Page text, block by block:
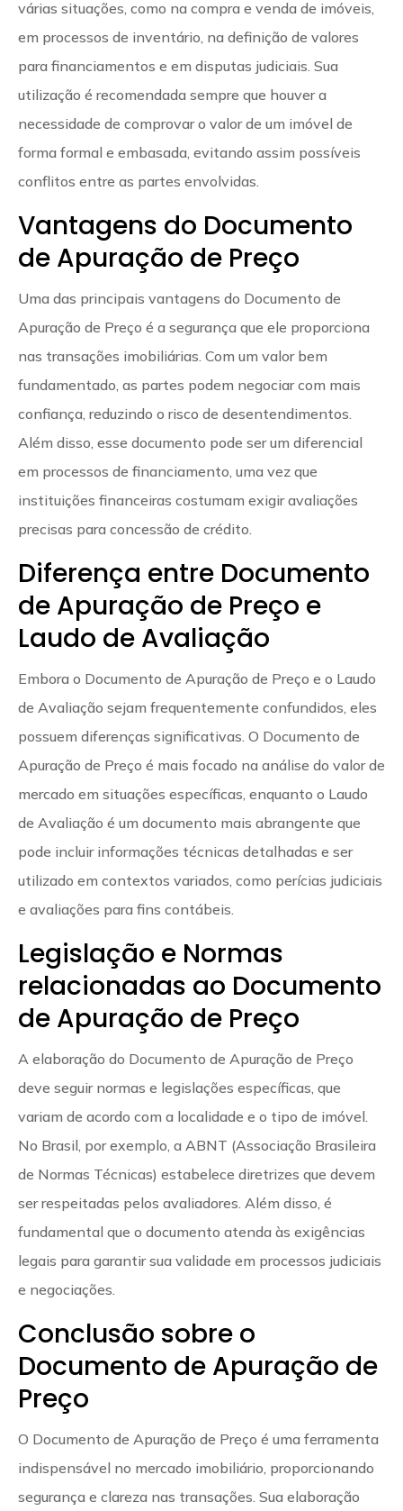
várias situações, como na compra e venda de imóveis,
em processos de inventário, na definição de valores
para financiamentos e em disputas judiciais. Sua
utilização é recomendada sempre que houver a
necessidade de comprovar o valor de um imóvel de
forma formal e embasada, evitando assim possíveis
conflitos entre as partes envolvidas.
Vantagens do Documento
de Apuração de Preço
Uma das principais vantagens do Documento de
Apuração de Preço é a segurança que ele proporciona
nas transações imobiliárias. Com um valor bem
fundamentado, as partes podem negociar com mais
confiança, reduzindo o risco de desentendimentos.
Além disso, esse documento pode ser um diferencial
em processos de financiamento, uma vez que
instituições financeiras costumam exigir avaliações
precisas para concessão de crédito.
Diferença entre Documento
de Apuração de Preço e
Laudo de Avaliação
Embora o Documento de Apuração de Preço e o Laudo
de Avaliação sejam frequentemente confundidos, eles
possuem diferenças significativas. O Documento de
Apuração de Preço é mais focado na análise do valor de
mercado em situações específicas, enquanto o Laudo
de Avaliação é um documento mais abrangente que
pode incluir informações técnicas detalhadas e ser
utilizado em contextos variados, como perícias judiciais
e avaliações para fins contábeis.
Legislação e Normas
relacionadas ao Documento
de Apuração de Preço
A elaboração do Documento de Apuração de Preço
deve seguir normas e legislações específicas, que
variam de acordo com a localidade e o tipo de imóvel.
No Brasil, por exemplo, a ABNT (Associação Brasileira
de Normas Técnicas) estabelece diretrizes que devem
ser respeitadas pelos avaliadores. Além disso, é
fundamental que o documento atenda às exigências
legais para garantir sua validade em processos judiciais
e negociações.
Conclusão sobre o
Documento de Apuração de
Preço
O Documento de Apuração de Preço é uma ferramenta
indispensável no mercado imobiliário, proporcionando
segurança e clareza nas transações. Sua elaboração